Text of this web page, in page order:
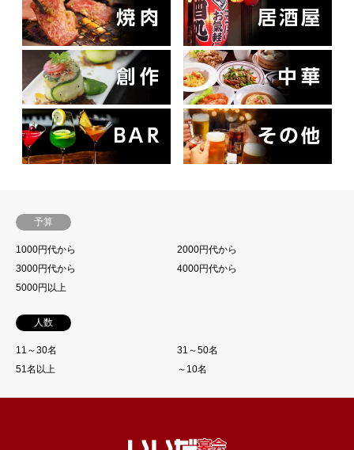
予算
1000円代から
2000円代から
3000円代から
4000円代から
5000円以上
人数
11～30名
31～50名
51名以上
～10名